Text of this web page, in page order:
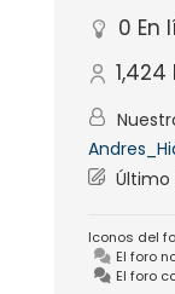
0 En
1,424
Último
Iconos del
El foro
El foro